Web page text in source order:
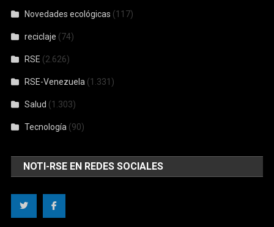
Novedades ecológicas (117)
reciclaje (74)
RSE (2.626)
RSE-Venezuela (1.331)
Salud (1.303)
Tecnología (90)
NOTI-RSE EN REDES SOCIALES